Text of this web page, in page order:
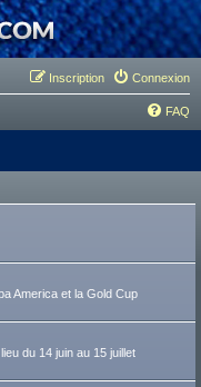
Connexion
Inscription
FAQ
America et la Gold Cup
du 14 juin au 15 juillet